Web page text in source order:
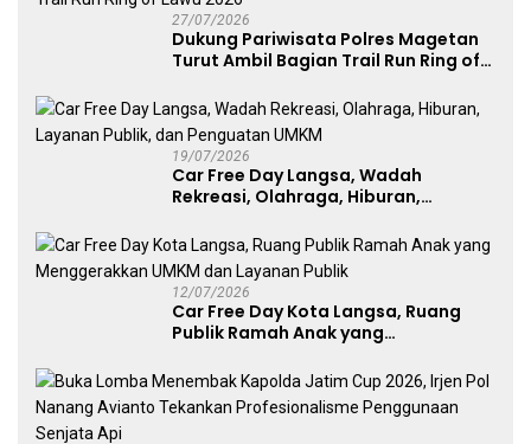
27/07/2026
Dukung Pariwisata Polres Magetan
Turut Ambil Bagian Trail Run Ring of
19/07/2026
Car Free Day Langsa, Wadah
Rekreasi, Olahraga, Hiburan,
UMKM
12/07/2026
Car Free Day Kota Langsa, Ruang
Publik Ramah Anak yang
Publik